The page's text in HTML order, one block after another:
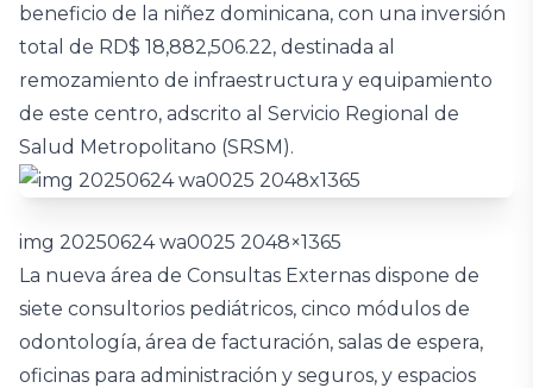
beneficio de la niñez dominicana, con una inversión
total de RD$ 18,882,506.22, destinada al
remozamiento de infraestructura y equipamiento
de este centro, adscrito al Servicio Regional de
Salud Metropolitano (SRSM).
img 20250624 wa0025 2048×1365
La nueva área de Consultas Externas dispone de
siete consultorios pediátricos, cinco módulos de
odontología, área de facturación, salas de espera,
oficinas para administración y seguros, y espacios